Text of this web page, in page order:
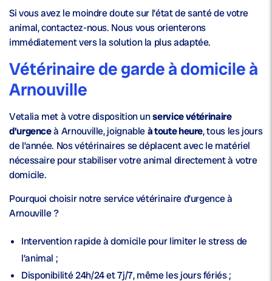
Si vous avez le moindre doute sur l’état de santé de votre
animal, contactez-nous. Nous vous orienterons
immédiatement vers la solution la plus adaptée.
Vétérinaire de garde à domicile à
Arnouville
Vetalia met à votre disposition unservice vétérinaire
d’urgenceà Arnouville, joignableà toute heure, tous les jours
de l’année. Nos vétérinaires se déplacent avec le matériel
nécessaire pour stabiliser votre animal directement à votre
domicile.
Pourquoi choisir notre service vétérinaire d’urgence à
Arnouville ?
Intervention rapideà domicile pour limiter le stress de
l’animal ;
Disponibilité 24h/24 et 7j/7, même les jours fériés ;